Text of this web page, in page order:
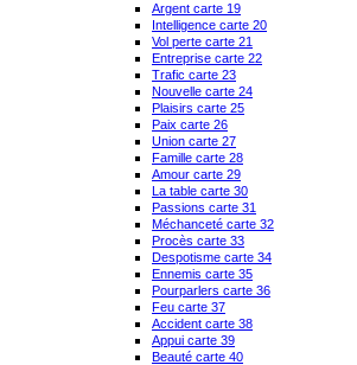
Argent carte 19
Intelligence carte 20
Vol perte carte 21
Entreprise carte 22
Trafic carte 23
Nouvelle carte 24
Plaisirs carte 25
Paix carte 26
Union carte 27
Famille carte 28
Amour carte 29
La table carte 30
Passions carte 31
Méchanceté carte 32
Procès carte 33
Despotisme carte 34
Ennemis carte 35
Pourparlers carte 36
Feu carte 37
Accident carte 38
Appui carte 39
Beauté carte 40